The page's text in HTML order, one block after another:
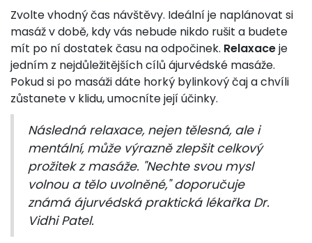
Zvolte vhodný čas návštěvy. Ideální je naplánovat si
masáž v době, kdy vás nebude nikdo rušit a budete
mít po ní dostatek času na odpočinek. Relaxaceje
jedním z nejdůležitějších cílů ájurvédské masáže.
Pokud si po masáži dáte horký bylinkový čaj a chvíli
zůstanete v klidu, umocníte její účinky.
Následná relaxace, nejen tělesná, ale i
mentální, může výrazně zlepšit celkový
prožitek z masáže. "Nechte svou mysl
volnou a tělo uvolněné," doporučuje
známá ájurvédská praktická lékařka Dr.
Vidhi Patel.